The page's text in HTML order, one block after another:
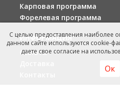
Карповая программа
Форелевая программа
ИНФОРМАЦИЯ
Оплата
С целью предоставления наиболее
данном сайте используются cookie-
даете свое согласие на
Ок